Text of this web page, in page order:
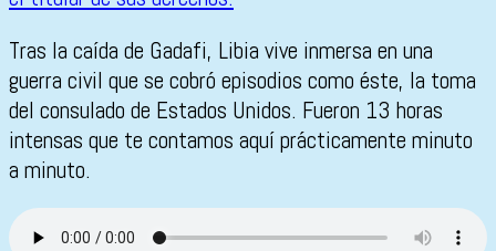
Tras la caída de Gadafi, Libia vive inmersa en una
guerra civil que se cobró episodios como éste, la toma
del consulado de Estados Unidos. Fueron 13 horas
intensas que te contamos aquí prácticamente minuto
a minuto.